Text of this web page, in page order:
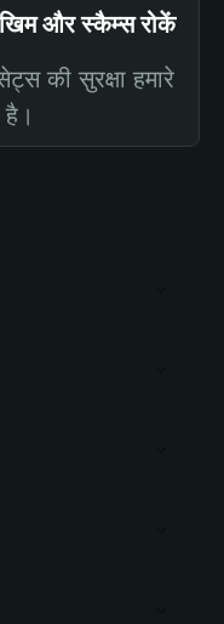
और स्कैम्स रोकें
की सुरक्षा हमारे